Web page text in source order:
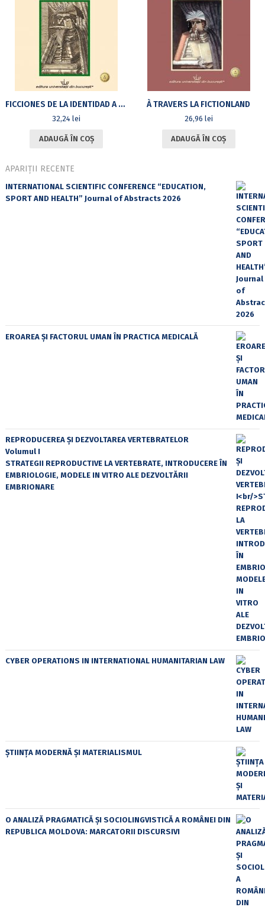
FICCIONES DE LA IDENTIDAD A FINALES DEL MEDIOEVO HISPÁNICO
32,24lei
ADAUGĂ ÎN COȘ
À TRAVERS LA FICTIONLAND
26,96 lei
ADAUGĂ ÎN COȘ
APARIȚII RECENTE
INTERNATIONAL SCIENTIFIC CONFERENCE “EDUCATION,
SPORT AND HEALTH” Journal of Abstracts 2026
EROAREA ȘI FACTORUL UMAN ÎN PRACTICA MEDICALĂ
REPRODUCEREA ȘI DEZVOLTAREA VERTEBRATELOR
Volumul I
STRATEGII REPRODUCTIVE LA VERTEBRATE, INTRODUCERE ÎN
EMBRIOLOGIE, MODELE IN VITRO ALE DEZVOLTĂRII
EMBRIONARE
CYBER OPERATIONS IN INTERNATIONAL HUMANITARIAN LAW
ȘTIINȚA MODERNĂ ȘI MATERIALISMUL
O ANALIZĂ PRAGMATICĂ ȘI SOCIOLINGVISTICĂ A ROMÂNEI DIN
REPUBLICA MOLDOVA: MARCATORII DISCURSIVI